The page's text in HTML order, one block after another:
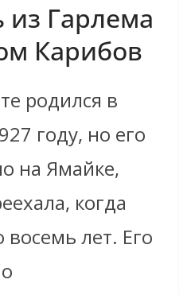
из Гарлема
Карибов
родился в
году, но его
на Ямайке,
когда
лет. Его